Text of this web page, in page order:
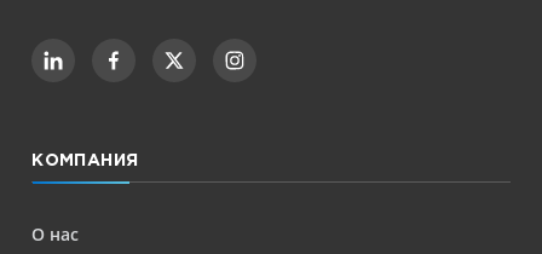
КОМПАНИЯ
О нас